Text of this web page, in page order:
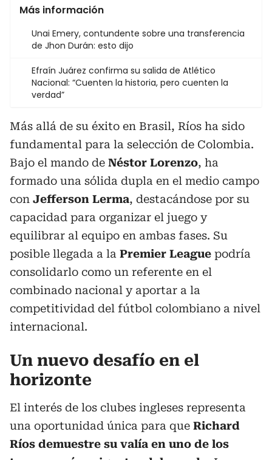
Más información
Unai Emery, contundente sobre una transferencia
de Jhon Durán: esto dijo
Efraín Juárez confirma su salida de Atlético
Nacional: “Cuenten la historia, pero cuenten la
verdad”
Más allá de su éxito en Brasil, Ríos ha sido
fundamental para la selección de Colombia.
Bajo el mando de Néstor Lorenzo, ha
formado una sólida dupla en el medio campo
con Jefferson Lerma, destacándose por su
capacidad para organizar el juego y
equilibrar al equipo en ambas fases. Su
posible llegada a la Premier League podría
consolidarlo como un referente en el
combinado nacional y aportar a la
competitividad del fútbol colombiano a nivel
internacional.
Un nuevo desafío en el
horizonte
El interés de los clubes ingleses representa
una oportunidad única para que Richard
Ríos demuestre su valía en uno de los